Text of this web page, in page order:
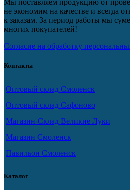
Мы поставляем продукцию от
не экономим на качестве и всегда
к заказам. За период работы мы
многих покупателей!
Согласие на обработку
Контакты
Оптовый склад Смоленск
Оптовый склад Сафоново
Магазин-Склад Великие Луки
Магазин Смоленск
Павильон Смоленск
Каталог